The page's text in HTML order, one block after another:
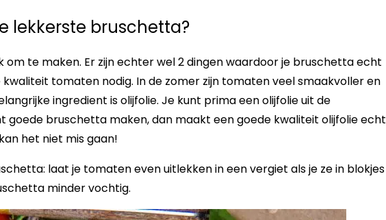
lekkerste bruschetta?
te maken. Er zijn echter wel 2 dingen waardoor je bruschetta echt
tomaten nodig. In de zomer zijn tomaten veel smaakvoller en
ingredient is olijfolie. Je kunt prima een olijfolie uit de
goede bruschetta maken, dan maakt een goede kwaliteit olijfolie echt
het niet mis gaan!
laat je tomaten even uitlekken in een vergiet als je ze in blokjes
minder vochtig.